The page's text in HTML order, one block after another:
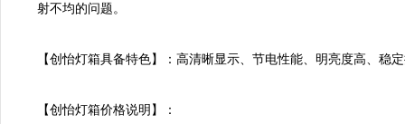
射不均的问题。
【创怡灯箱具备特色】：高清晰显示、节电性能、明亮度高、稳
【创怡灯箱价格说明】：